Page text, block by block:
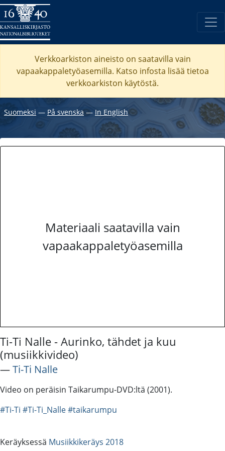
Verkkoarkiston aineisto on saatavilla vain
vapaakappaletyöasemilla. Katso infosta lisää tietoa
verkkoarkiston käytöstä.
Suomeksi ― På svenska ― In English
Materiaali saatavilla vain
vapaakappaletyöasemilla
Ti-Ti Nalle - Aurinko, tähdet ja kuu
(musiikkivideo)
―Ti-Ti Nalle
Video on peräisin Taikarumpu-DVD:ltä (2001).
#Ti-Ti #Ti-Ti_Nalle#taikarumpu
Keräyksessä Musiikkikeräys 2018